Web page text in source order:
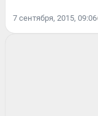
7 сентября, 2015, 09:06